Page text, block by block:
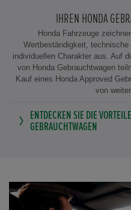
IHREN HONDA
Honda Fahrzeuge
Wertbeständigkeit,
individuellen Charakter aus. Auf
von Honda Gebrauchtwagen
Kauf eines Honda Approved
von
ENTDECKEN SIE DIE
GEBRAUCHTWAGEN